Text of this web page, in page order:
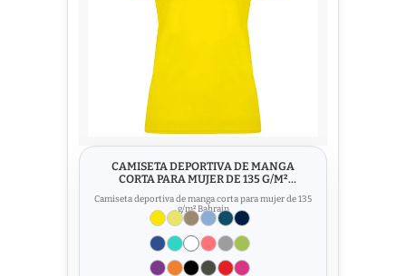
CAMISETA DEPORTIVA DE MANGA
CORTA PARA MUJER DE 135 G/M²
BAHRAIN
Camiseta deportiva de manga corta para mujer de 135
g/m² Bahrain